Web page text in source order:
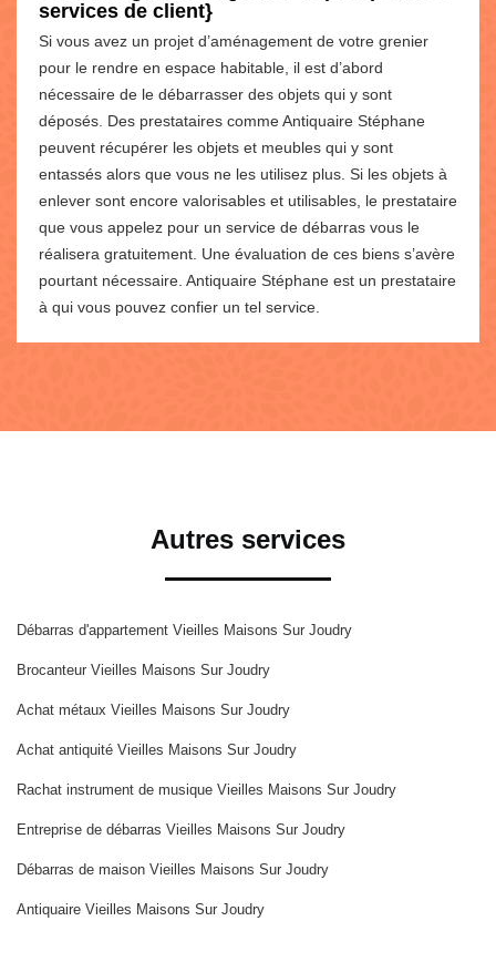
services de client}
Si vous avez un projet d’aménagement de votre grenier
pour le rendre en espace habitable, il est d’abord
nécessaire de le débarrasser des objets qui y sont
déposés. Des prestataires comme Antiquaire Stéphane
peuvent récupérer les objets et meubles qui y sont
entassés alors que vous ne les utilisez plus. Si les objets à
enlever sont encore valorisables et utilisables, le prestataire
que vous appelez pour un service de débarras vous le
réalisera gratuitement. Une évaluation de ces biens s’avère
pourtant nécessaire. Antiquaire Stéphane est un prestataire
à qui vous pouvez confier un tel service.
Autres services
Débarras d'appartement Vieilles Maisons Sur Joudry
Brocanteur Vieilles Maisons Sur Joudry
Achat métaux Vieilles Maisons Sur Joudry
Achat antiquité Vieilles Maisons Sur Joudry
Rachat instrument de musique Vieilles Maisons Sur Joudry
Entreprise de débarras Vieilles Maisons Sur Joudry
Débarras de maison Vieilles Maisons Sur Joudry
Antiquaire Vieilles Maisons Sur Joudry